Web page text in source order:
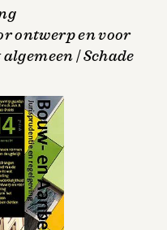
ontwerp en voor
| Schade